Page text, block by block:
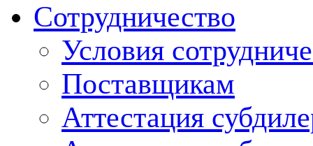
Сотрудничество
Условия
Поставщикам
Аттестация